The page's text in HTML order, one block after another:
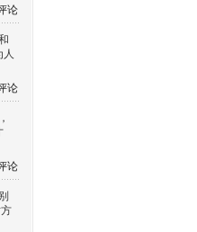
论
人
论
论